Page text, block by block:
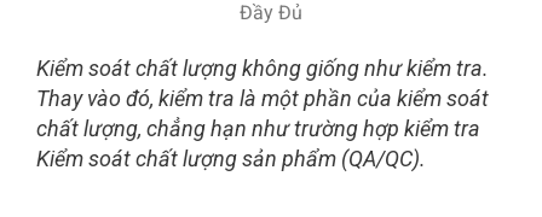
Kiểm soát chất lượng không giống như kiểm tra.
Thay vào đó, kiểm tra là một phần của kiểm soát
chất lượng, chẳng hạn như trường hợp kiểm tra
Kiểm soát chất lượng sản phẩm (QA/QC).